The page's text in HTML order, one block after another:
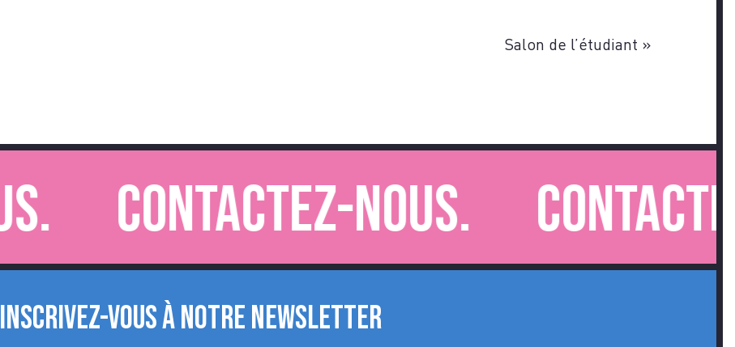
Salon de l’étudiant »
Contactez-nous.
INSCRIVEZ-VOUS À NOTRE NEWSLETTER